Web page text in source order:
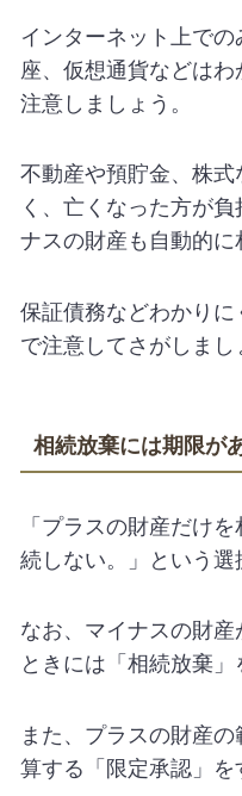
インターネット上で
座、仮想通貨などはわ
注意しましょう。
不動産や預貯金、株
く、亡くなった方が
ナスの財産も自動的に
保証債務などわかり
で注意してさがしまし
相続放棄には期限が
「プラスの財産だけ
続しない。」という選
なお、マイナスの財
ときには「相続放棄」
また、プラスの財産
算する「限定承認」を